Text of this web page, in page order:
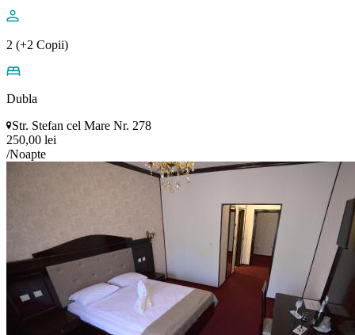
2 (+2 Copii)
Dubla
Str. Stefan cel Mare Nr. 278
250,00 lei
/Noapte